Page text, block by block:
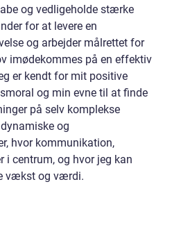
og vedligeholde stærke
for at levere en
og arbejder målrettet for
imødekommes på en effektiv
er kendt for mit positive
og min evne til at finde
på selv komplekse
og
hvor kommunikation,
i centrum, og hvor jeg kan
vækst og værdi.